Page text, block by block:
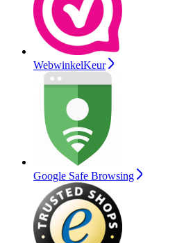
WebwinkelKeur
Google Safe Browsing